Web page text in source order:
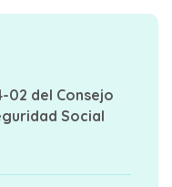
02 del Consejo
Social